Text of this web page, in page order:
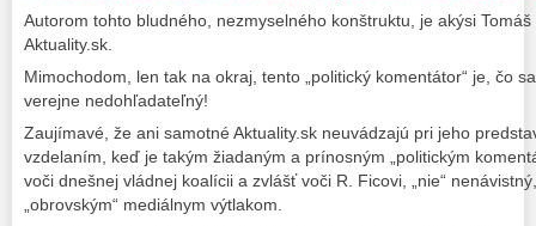
Autorom tohto bludného, nezmyselného konštruktu, je akýsi
Aktuality.sk.
Mimochodom, len tak na okraj, tento „politický komentátor“ je, čo
verejne nedohľadateľný!
Zaujímavé, že ani samotné Aktuality.sk neuvádzajú pri jeho
vzdelaním, keď je takým žiadaným a prínosným „politickým
voči dnešnej vládnej koalícii a zvlášť voči R. Ficovi, „nie“
„obrovským“ mediálnym výtlakom.